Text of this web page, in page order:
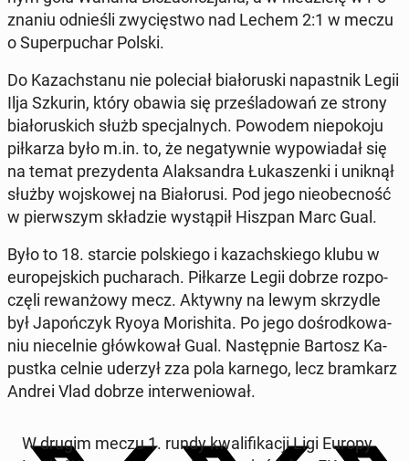
zna­niu od­nie­śli zwy­cię­stwo nad Lechem 2:1 w meczu
o Su­per­pu­char Polski.
Do Ka­zach­sta­nu nie po­le­ciał bia­ło­ru­ski na­past­nik Legii
Ilja Szkurin, który obawia się prze­śla­do­wań ze strony
bia­ło­ru­skich służb spe­cjal­nych. Powodem nie­po­ko­ju
pił­ka­rza było m.in. to, że ne­ga­tyw­nie wy­po­wia­dał się
na temat pre­zy­den­ta Alak­san­dra Łu­ka­szen­ki i uniknął
służby woj­sko­wej na Bia­ło­ru­si. Pod jego nie­obec­ność
w pierw­szym skła­dzie wy­stą­pił Hiszpan Marc Gual.
Było to 18. starcie pol­skie­go i ka­zach­skie­go klubu w
eu­ro­pej­skich pu­cha­rach. Pił­ka­rze Legii dobrze roz­po­
czę­li re­wan­żo­wy mecz. Aktywny na lewym skrzy­dle
był Ja­poń­czyk Ryoya Mo­ri­shi­ta. Po jego do­środ­ko­wa­
niu nie­cel­nie głów­ko­wał Gual. Na­stęp­nie Bartosz Ka­
pust­ka celnie uderzył zza pola karnego, lecz bram­karz
Andrei Vlad dobrze in­ter­we­nio­wał.
W drugim meczu 1. rundy kwa­li­fi­ka­cji Ligi Europy